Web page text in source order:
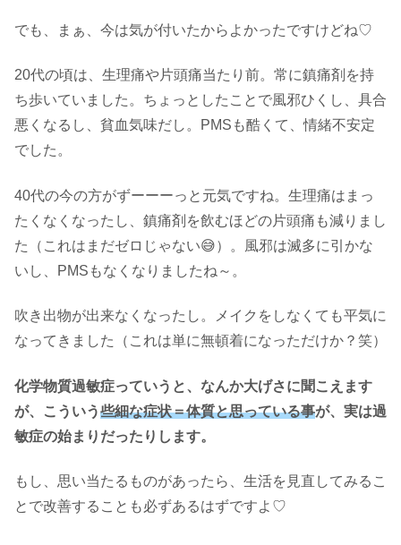
でも、まぁ、今は気が付いたからよかったですけどね♡
20代の頃は、生理痛や片頭痛当たり前。常に鎮痛剤を持
ち歩いていました。ちょっとしたことで風邪ひくし、具合
悪くなるし、貧血気味だし。PMSも酷くて、情緒不安定
でした。
40代の今の方がずーーーっと元気ですね。生理痛はまっ
たくなくなったし、鎮痛剤を飲むほどの片頭痛も減りまし
た（これはまだゼロじゃない😅）。風邪は滅多に引かな
いし、PMSもなくなりましたね～。
吹き出物が出来なくなったし。メイクをしなくても平気に
なってきました（これは単に無頓着になっただけか？笑）
化学物質過敏症っていうと、なんか大げさに聞こえます
が、こういう些細な症状＝体質と思っている事が、実は過
敏症の始まりだったりします。
もし、思い当たるものがあったら、生活を見直してみるこ
とで改善することも必ずあるはずですよ♡